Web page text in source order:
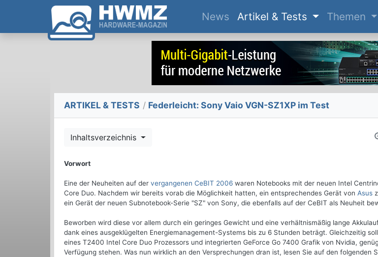
News(current)
Artikel & Tests Themen
ARTIKEL & TESTS / Federleicht: Sony Vaio VGN-SZ1XP im Test
Inhaltsverzeichnis
Vorwort
Eine der Neuheiten auf der vergangenen CeBIT 2006 waren Notebooks mit der neuen Intel
Core Duo. Nachdem wir bereits vorab die Möglichkeit hatten, ein entsprechendes Gerät von Asus
ein Gerät der neuen Subnotebook-Serie "SZ" von Sony, die ebenfalls auf der CeBIT als Neuheit
Beworben wird diese vor allem durch ein geringes Gewicht und eine verhältnismäßig lange
dank eines ausgeklügelten Energiemanagement-Systems bis zu 6 Stunden beträgt. Gleichzeitig
eines T2400 Intel Core Duo Prozessors und integrierten GeForce Go 7400 Grafik von Nvidia,
Verfügung stehen. Was nun wirklich an den Versprechungen dran ist, lesen Sie auf den folgenden